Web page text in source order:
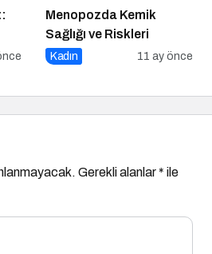
Menopozda Kemik
Sağlığı ve Riskleri
Kadın 11 ay önce
Gerekli alanlar* ile